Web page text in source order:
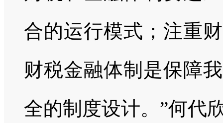
合的运行模式；注重
财税金融体制是保障
全的制度设计。”何代